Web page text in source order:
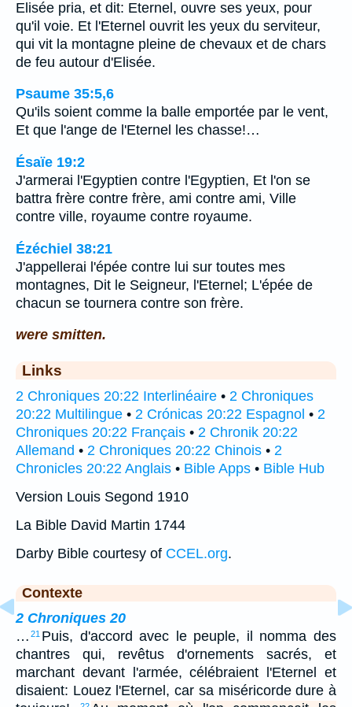
Elisée pria, et dit: Eternel, ouvre ses yeux, pour
qu'il voie. Et l'Eternel ouvrit les yeux du serviteur,
qui vit la montagne pleine de chevaux et de chars
de feu autour d'Elisée.
Psaume 35:5,6
Qu'ils soient comme la balle emportée par le vent,
Et que l'ange de l'Eternel les chasse!…
Ésaïe 19:2
J'armerai l'Egyptien contre l'Egyptien, Et l'on se
battra frère contre frère, ami contre ami, Ville
contre ville, royaume contre royaume.
Ézéchiel 38:21
J'appellerai l'épée contre lui sur toutes mes
montagnes, Dit le Seigneur, l'Eternel; L'épée de
chacun se tournera contre son frère.
were smitten.
Links
2 Chroniques 20:22 Interlinéaire • 2 Chroniques
20:22 Multilingue • 2 Crónicas 20:22 Espagnol • 2
Chroniques 20:22 Français • 2 Chronik 20:22
Allemand • 2 Chroniques 20:22 Chinois • 2
Chronicles 20:22 Anglais • Bible Apps • Bible Hub
Version Louis Segond 1910
La Bible David Martin 1744
Darby Bible courtesy of CCEL.org.
Contexte
2 Chroniques 20
… 21 Puis, d'accord avec le peuple, il nomma des
chantres qui, revêtus d'ornements sacrés, et
marchant devant l'armée, célébraient l'Eternel et
disaient: Louez l'Eternel, car sa miséricorde dure à